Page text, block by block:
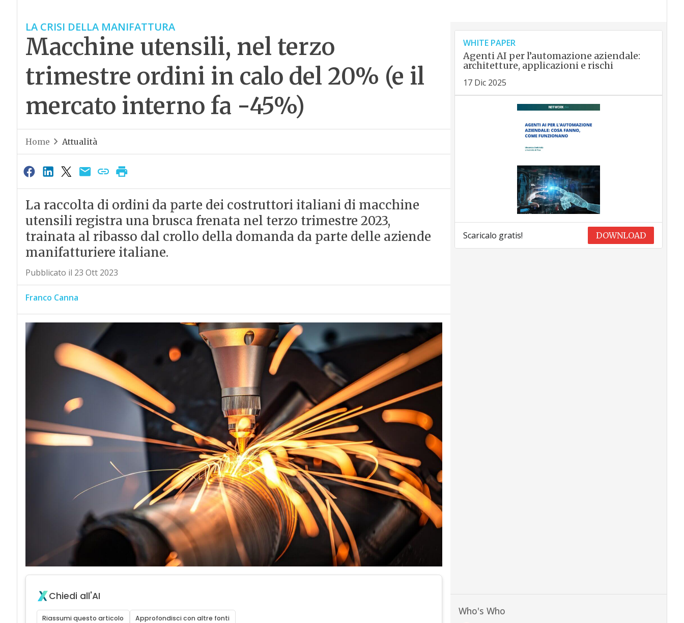
LA CRISI DELLA MANIFATTURA
Macchine utensili, nel terzo
trimestre ordini in calo del 20% (e il
mercato interno fa -45%)
Home Attualità
La raccolta di ordini da parte dei costruttori italiani di macchine
utensili registra una brusca frenata nel terzo trimestre 2023,
trainata al ribasso dal crollo della domanda da parte delle aziende
manifatturiere italiane.
Pubblicato il 23 Ott 2023
Franco Canna
Chiedi all'AI
Riassumi questo articolo Approfondisci con altre fonti
WHITE PAPER
Agenti AI per l’automazione aziendale:
architetture, applicazioni e rischi
17 Dic 2025
Scaricalo gratis! DOWNLOAD
Who's Who